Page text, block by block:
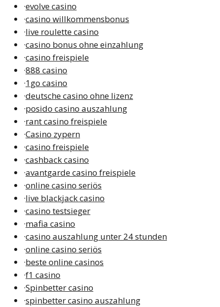
·evolve casino
·casino willkommensbonus
·live roulette casino
·casino bonus ohne einzahlung
·casino freispiele
·888 casino
·1go casino
·deutsche casino ohne lizenz
·posido casino auszahlung
·rant casino freispiele
·Casino zypern
·casino freispiele
·cashback casino
·avantgarde casino freispiele
·online casino seriös
·live blackjack casino
·casino testsieger
·mafia casino
·casino auszahlung unter 24 stunden
·online casino seriös
·beste online casinos
·f1 casino
·Spinbetter casino
·spinbetter casino auszahlung